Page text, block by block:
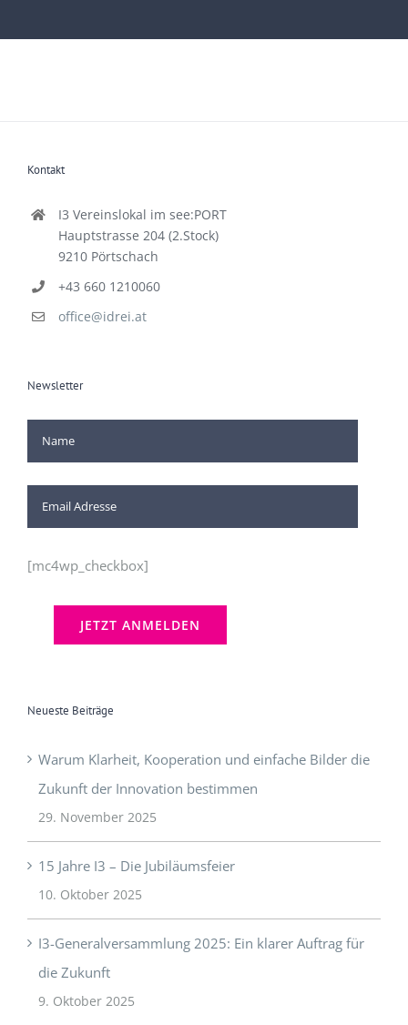
Kontakt
I3 Vereinslokal im see:PORT
Hauptstrasse 204 (2.Stock)
9210 Pörtschach
+43 660 1210060
office@idrei.at
Newsletter
[mc4wp_checkbox]
Neueste Beiträge
Warum Klarheit, Kooperation und einfache Bilder die
Zukunft der Innovation bestimmen
29. November 2025
15 Jahre I3 – Die Jubiläumsfeier
10. Oktober 2025
I3-Generalversammlung 2025: Ein klarer Auftrag für
die Zukunft
9. Oktober 2025